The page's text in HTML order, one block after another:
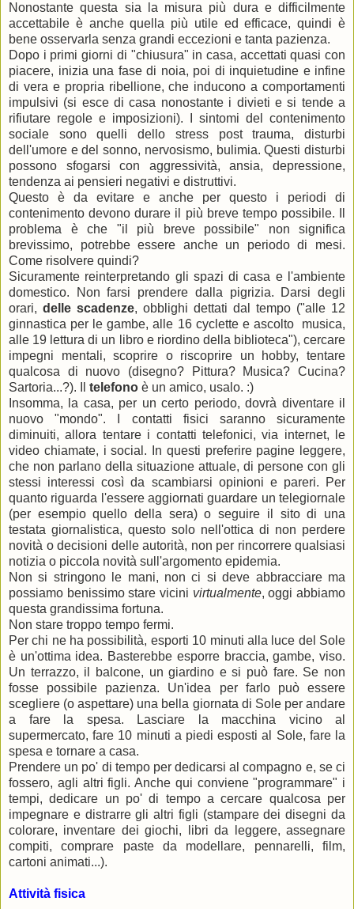
Nonostante questa sia la misura più dura e difficilmente
accettabile è anche quella più utile ed efficace, quindi è
bene osservarla senza grandi eccezioni e tanta pazienza.
Dopo i primi giorni di "chiusura" in casa, accettati quasi con
piacere, inizia una fase di noia, poi di inquietudine e infine
di vera e propria ribellione, che inducono a comportamenti
impulsivi (si esce di casa nonostante i divieti e si tende a
rifiutare regole e imposizioni). I sintomi del contenimento
sociale sono quelli dello stress post trauma, disturbi
dell'umore e del sonno, nervosismo, bulimia. Questi disturbi
possono sfogarsi con aggressività, ansia, depressione,
tendenza ai pensieri negativi e distruttivi.
Questo è da evitare e anche per questo i periodi di
contenimento devono durare il più breve tempo possibile. Il
problema è che "il più breve possibile" non significa
brevissimo, potrebbe essere anche un periodo di mesi.
Come risolvere quindi?
Sicuramente reinterpretando gli spazi di casa e l'ambiente
domestico. Non farsi prendere dalla pigrizia. Darsi degli
orari, delle scadenze, obblighi dettati dal tempo ("alle 12
ginnastica per le gambe, alle 16 cyclette e ascolto musica,
alle 19 lettura di un libro e riordino della biblioteca"), cercare
impegni mentali, scoprire o riscoprire un hobby, tentare
qualcosa di nuovo (disegno? Pittura? Musica? Cucina?
Sartoria...?). Il telefono è un amico, usalo. :)
Insomma, la casa, per un certo periodo, dovrà diventare il
nuovo "mondo". I contatti fisici saranno sicuramente
diminuiti, allora tentare i contatti telefonici, via internet, le
video chiamate, i social. In questi preferire pagine leggere,
che non parlano della situazione attuale, di persone con gli
stessi interessi così da scambiarsi opinioni e pareri. Per
quanto riguarda l'essere aggiornati guardare un telegiornale
(per esempio quello della sera) o seguire il sito di una
testata giornalistica, questo solo nell'ottica di non perdere
novità o decisioni delle autorità, non per rincorrere qualsiasi
notizia o piccola novità sull'argomento epidemia.
Non si stringono le mani, non ci si deve abbracciare ma
possiamo benissimo stare vicini virtualmente, oggi abbiamo
questa grandissima fortuna.
Non stare troppo tempo fermi.
Per chi ne ha possibilità, esporti 10 minuti alla luce del Sole
è un'ottima idea. Basterebbe esporre braccia, gambe, viso.
Un terrazzo, il balcone, un giardino e si può fare. Se non
fosse possibile pazienza. Un'idea per farlo può essere
scegliere (o aspettare) una bella giornata di Sole per andare
a fare la spesa. Lasciare la macchina vicino al
supermercato, fare 10 minuti a piedi esposti al Sole, fare la
spesa e tornare a casa.
Prendere un po' di tempo per dedicarsi al compagno e, se ci
fossero, agli altri figli. Anche qui conviene "programmare" i
tempi, dedicare un po' di tempo a cercare qualcosa per
impegnare e distrarre gli altri figli (stampare dei disegni da
colorare, inventare dei giochi, libri da leggere, assegnare
compiti, comprare paste da modellare, pennarelli, film,
cartoni animati...).
Attività fisica